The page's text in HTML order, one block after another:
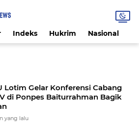
Indeks Hukrim Nasional
Lotim Gelar Konferensi Cabang
di Ponpes Baiturrahman Bagik
yang lalu